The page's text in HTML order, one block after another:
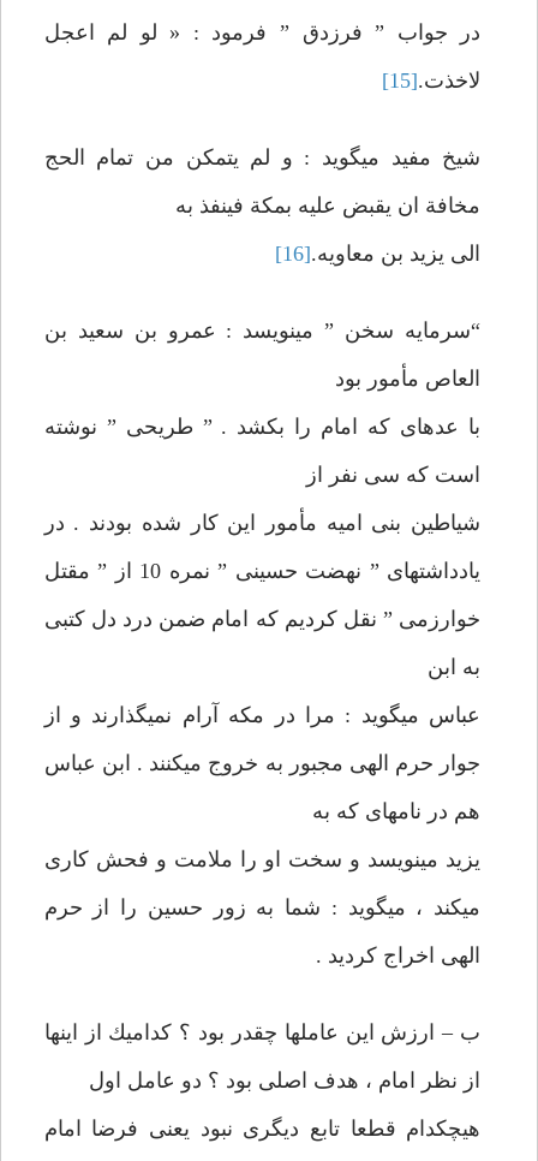
در جواب ” فرزدق ” فرمود : « لو لم اعجل
لاخذت.[15]
شيخ مفيد می‏گويد : و لم يتمكن من تمام الحج
مخافة ان يقبض عليه بمكة فينفذ به
الی يزيد بن معاويه.[16]
“سرمايه سخن ” می‏نويسد : عمرو بن سعيد بن
العاص مأمور بود
با عده‏ای‏ كه امام را بكشد . ” طريحی ” نوشته
است كه سی نفر از
شياطين بنی اميه‏ مأمور اين كار شده بودند . در
يادداشتهای ” نهضت حسينی ” نمره 10 از ” مقتل
خوارزمی ” نقل كرديم كه امام ضمن درد دل كتبی
به ابن
عباس می‏گويد : مرا در مكه آرام‏ نمی‏گذارند و از
جوار حرم الهی مجبور به خروج می‏كنند . ابن عباس
هم در نامه‏ای كه به
يزيد می‏نويسد و سخت او را ملامت و فحش كاری
می‏كند ، می‏گويد : شما به زور حسين را از حرم
الهی اخراج كرديد .
ب – ارزش اين عاملها چقدر بود ؟ كداميك از اينها
از نظر امام ، هدف‏ اصلی بود ؟ دو عامل اول
هيچكدام قطعا تابع ديگری نبود يعنی فرضا امام‏